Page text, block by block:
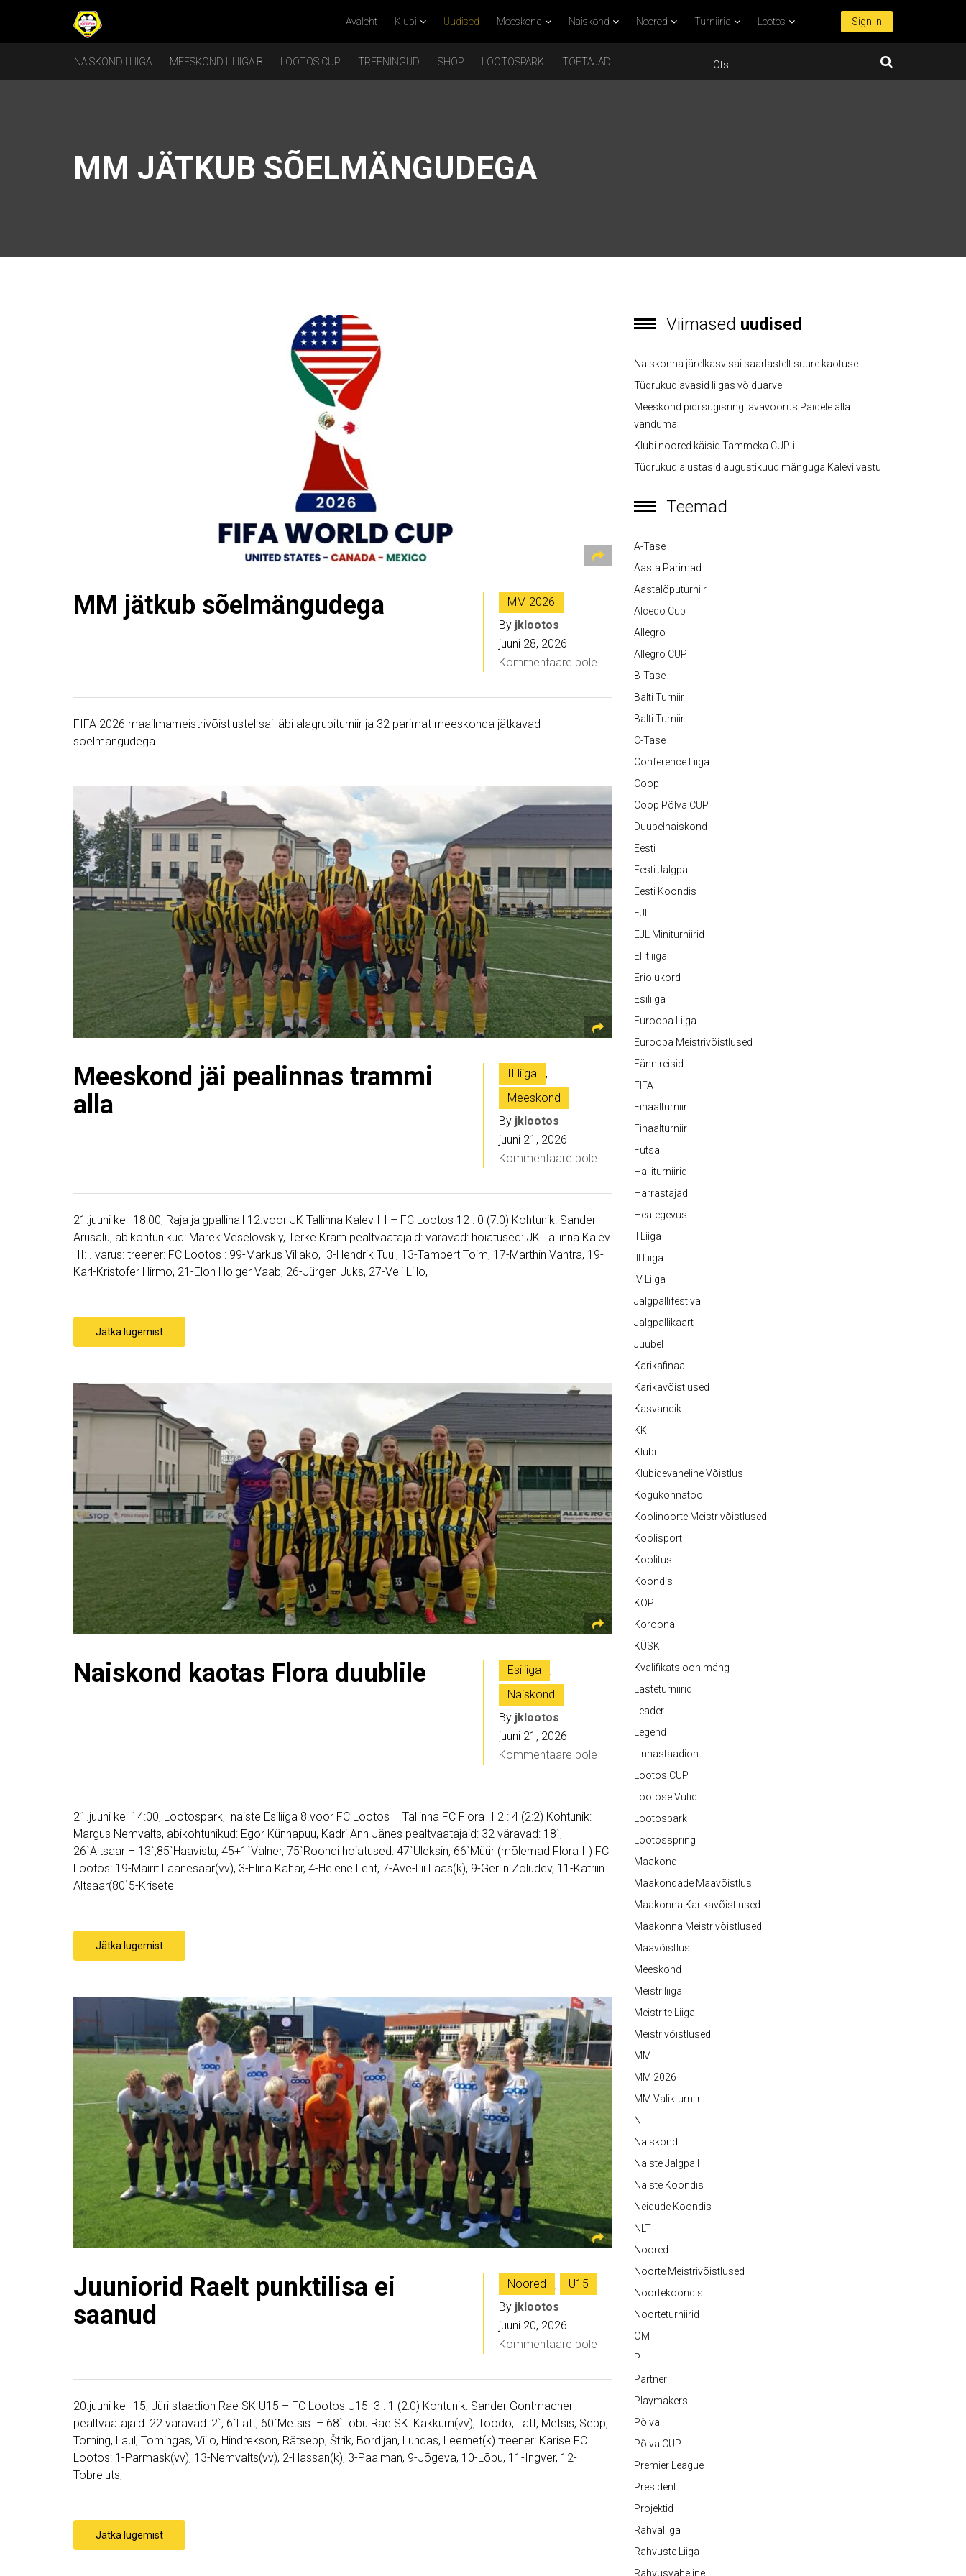
Avaleht Klubi Uudised Meeskond Naiskond Noored Turniirid Lootos Sign In
NAISKOND I LIIGA MEESKOND II LIIGA B LOOTOS CUP TREENINGUD SHOP LOOTOSPARK TOETAJAD
MM JÄTKUB SÕELMÄNGUDEGA
MM jätkub sõelmängudega
MM 2026
By jklootos
juuni 28, 2026
Kommentaare pole
FIFA 2026 maailmameistrivõistlustel sai läbi alagrupiturniir ja 32 parimat meeskonda jätkavad
sõelmängudega.
Meeskond jäi pealinnas trammi
alla
II liiga
,
Meeskond
By jklootos
juuni 21, 2026
Kommentaare pole
21.juuni kell 18:00, Raja jalgpallihall 12.voor JK Tallinna Kalev III – FC Lootos 12 : 0 (7:0) Kohtunik: Sander
Arusalu, abikohtunikud: Marek Veselovskiy, Terke Kram pealtvaatajaid: väravad: hoiatused: JK Tallinna Kalev
III: . varus: treener: FC Lootos : 99-Markus Villako, 3-Hendrik Tuul, 13-Tambert Toim, 17-Marthin Vahtra, 19-
Karl-Kristofer Hirmo, 21-Elon Holger Vaab, 26-Jürgen Juks, 27-Veli Lillo,
Jätka lugemist
Naiskond kaotas Flora duublile Esiliiga
,
Naiskond
By jklootos
juuni 21, 2026
Kommentaare pole
21.juuni kel 14:00, Lootospark, naiste Esiliiga 8.voor FC Lootos – Tallinna FC Flora II 2 : 4 (2:2) Kohtunik:
Margus Nemvalts, abikohtunikud: Egor Künnapuu, Kadri Ann Jänes pealtvaatajaid: 32 väravad: 18`,
26`Altsaar – 13`,85`Haavistu, 45+1`Valner, 75`Roondi hoiatused: 47`Uleksin, 66`Müür (mõlemad Flora II) FC
Lootos: 19-Mairit Laanesaar(vv), 3-Elina Kahar, 4-Helene Leht, 7-Ave-Lii Laas(k), 9-Gerlin Zoludev, 11-Kätriin
Altsaar(80`5-Krisete
Jätka lugemist
Juuniorid Raelt punktilisa ei
saanud
Noored ,
U15
By jklootos
juuni 20, 2026
Kommentaare pole
20.juuni kell 15, Jüri staadion Rae SK U15 – FC Lootos U15 3 : 1 (2:0) Kohtunik: Sander Gontmacher
pealtvaatajaid: 22 väravad: 2`, 6`Latt, 60`Metsis – 68`Lõbu Rae SK: Kakkum(vv), Toodo, Latt, Metsis, Sepp,
Toming, Laul, Tomingas, Viilo, Hindrekson, Rätsepp, Štrik, Bordijan, Lundas, Leemet(k) treener: Karise FC
Lootos: 1-Parmask(vv), 13-Nemvalts(vv), 2-Hassan(k), 3-Paalman, 9-Jõgeva, 10-Lõbu, 11-Ingver, 12-
Tobreluts,
Jätka lugemist
Viimased uudised
Naiskonna järelkasv sai saarlastelt suure kaotuse
Tüdrukud avasid liigas võiduarve
Meeskond pidi sügisringi avavoorus Paidele alla
vanduma
Klubi noored käisid Tammeka CUP-il
Tüdrukud alustasid augustikuud mänguga Kalevi vastu
Teemad
A-Tase
Aasta Parimad
Aastalõputurniir
Alcedo Cup
Allegro
Allegro CUP
B-Tase
Balti Turniir
Balti Turniir
C-Tase
Conference Liiga
Coop
Coop Põlva CUP
Duubelnaiskond
Eesti
Eesti Jalgpall
Eesti Koondis
EJL
EJL Miniturniirid
Eliitliiga
Eriolukord
Esiliiga
Euroopa Liiga
Euroopa Meistrivõistlused
Fännireisid
FIFA
Finaalturniir
Finaalturniir
Futsal
Halliturniirid
Harrastajad
Heategevus
II Liiga
III Liiga
IV Liiga
Jalgpallifestival
Jalgpallikaart
Juubel
Karikafinaal
Karikavõistlused
Kasvandik
KKH
Klubi
Klubidevaheline Võistlus
Kogukonnatöö
Koolinoorte Meistrivõistlused
Koolisport
Koolitus
Koondis
KOP
Koroona
KÜSK
Kvalifikatsioonimäng
Lasteturniirid
Leader
Legend
Linnastaadion
Lootos CUP
Lootose Vutid
Lootospark
Lootosspring
Maakond
Maakondade Maavõistlus
Maakonna Karikavõistlused
Maakonna Meistrivõistlused
Maavõistlus
Meeskond
Meistriliiga
Meistrite Liiga
Meistrivõistlused
MM
MM 2026
MM Valikturniir
N
Naiskond
Naiste Jalgpall
Naiste Koondis
Neidude Koondis
NLT
Noored
Noorte Meistrivõistlused
Noortekoondis
Noorteturniirid
OM
P
Partner
Playmakers
Põlva
Põlva CUP
Premier League
President
Projektid
Rahvaliiga
Rahvuste Liiga
Rahvusvaheline